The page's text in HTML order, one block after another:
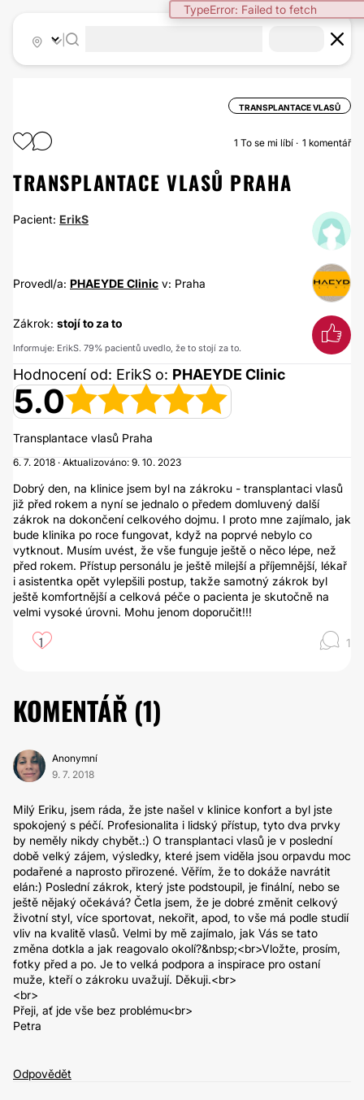
TypeError: Failed to fetch
TRANSPLANTACE VLASŮ
1 To se mi líbí 1 komentář
TRANSPLANTACE VLASŮ PRAHA
Pacient: ErikS
Provedl/a: PHAEYDE Clinic v: Praha
Zákrok: stojí to za to
Informuje: ErikS. 79% pacientů uvedlo, že to stojí za to.
Hodnocení od: ErikS o: PHAEYDE Clinic
5.0
Transplantace vlasů Praha
6. 7. 2018 · Aktualizováno: 9. 10. 2023
Dobrý den, na klinice jsem byl na zákroku - transplantaci vlasů
již před rokem a nyní se jednalo o předem domluvený další
zákrok na dokončení celkového dojmu. I proto mne zajímalo, jak
bude klinika po roce fungovat, když na poprvé nebylo co
vytknout. Musím uvést, že vše funguje ještě o něco lépe, než
před rokem. Přístup personálu je ještě milejší a příjemnější, lékař
i asistentka opět vylepšili postup, takže samotný zákrok byl
ještě komfortnější a celková péče o pacienta je skutočně na
velmi vysoké úrovni. Mohu jenom doporučit!!!
1 1
KOMENTÁŘ (1)
Anonymní
9. 7. 2018
Milý Eriku, jsem ráda, že jste našel v klinice konfort a byl jste
spokojený s péčí. Profesionalita i lidský přístup, tyto dva prvky
by neměly nikdy chybět.:) O transplantaci vlasů je v poslední
době velký zájem, výsledky, které jsem viděla jsou orpavdu moc
podařené a naprosto přirozené. Věřím, že to dokáže navrátit
elán:) Poslední zákrok, který jste podstoupil, je finální, nebo se
ještě nějaký očekává? Četla jsem, že je dobré změnit celkový
životní styl, více sportovat, nekořit, apod, to vše má podle studií
vliv na kvalitě vlasů. Velmi by mě zajímalo, jak Vás se tato
změna dotkla a jak reagovalo okolí?&nbsp;<br>Vložte, prosím,
fotky před a po. Je to velká podpora a inspirace pro ostaní
muže, kteří o zákroku uvažují. Děkuji.<br>
<br>
Přeji, ať jde vše bez problému<br>
Petra
Odpovědět